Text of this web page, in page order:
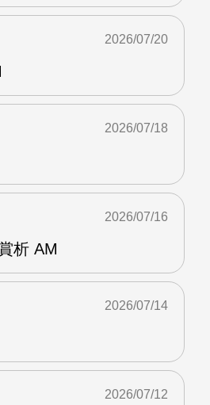
2026/07/20
2026/07/18
析 AM
2026/07/16
2026/07/14
2026/07/12